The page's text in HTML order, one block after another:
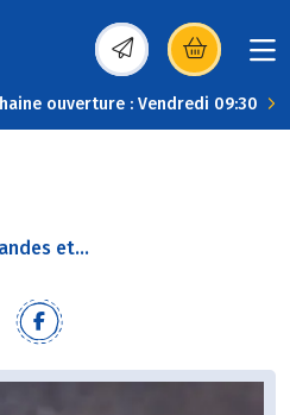
(s’ouvre dans une
ouverture : Vendredi 09:30
et...